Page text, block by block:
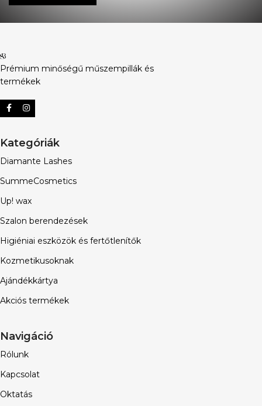
Prémium minőségű műszempillák és
termékek
Kategóriák
Diamante Lashes
SummeCosmetics
Up! wax
Szalon berendezések
Higiéniai eszközök és fertőtlenítők
Kozmetikusoknak
Ajándékkártya
Akciós termékek
Navigáció
Rólunk
Kapcsolat
Oktatás